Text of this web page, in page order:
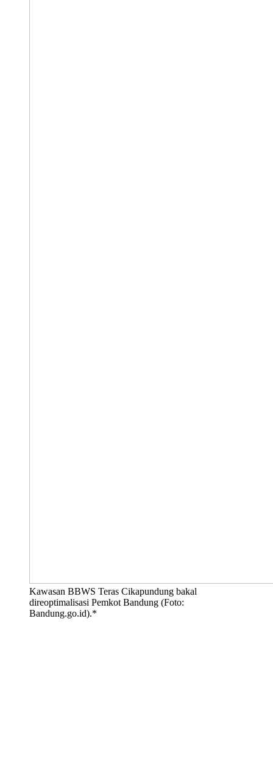
Kawasan BBWS Teras Cikapundung bakal
direoptimalisasi Pemkot Bandung (Foto:
Bandung.go.id).*